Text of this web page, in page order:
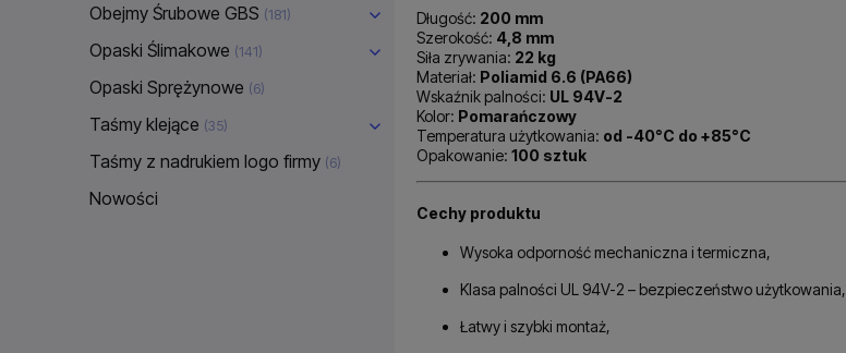
Obejmy Śrubowe GBS (181)
Opaski Ślimakowe (141)
Opaski Sprężynowe (6)
Taśmy klejące (35)
Taśmy z nadrukiem logo firmy (6)
Nowości
Długość: 200 mm
Szerokość: 4,8 mm
Siła zrywania: 22 kg
Materiał: Poliamid 6.6 (PA66)
Wskaźnik palności: UL 94V-2
Kolor: Pomarańczowy
Temperatura użytkowania: od -40°C do +85°C
Opakowanie: 100 sztuk
Cechy produktu
Wysoka odporność mechaniczna i termiczna,
Klasa palności UL 94V-2 – bezpieczeństwo użytkowania,
Łatwy i szybki montaż,